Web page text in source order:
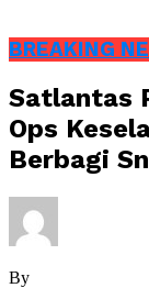
BREAKING
Satlantas
Ops
Berbagi
By